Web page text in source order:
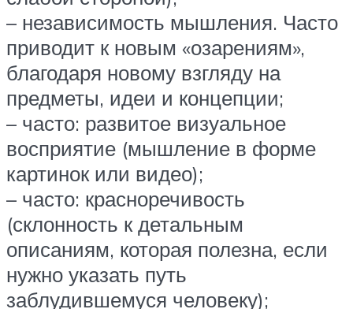
– независимость мышления. Часто
приводит к новым «озарениям»,
благодаря новому взгляду на
предметы, идеи и концепции;
– часто: развитое визуальное
восприятие (мышление в форме
картинок или видео);
– часто: красноречивость
(склонность к детальным
описаниям, которая полезна, если
нужно указать путь
заблудившемуся человеку);